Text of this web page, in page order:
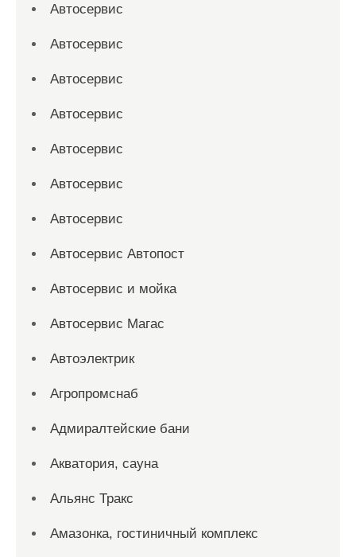
Автосервис
Автосервис
Автосервис
Автосервис
Автосервис
Автосервис
Автосервис
Автосервис Автопост
Автосервис и мойка
Автосервис Магас
Автоэлектрик
Агропромснаб
Адмиралтейские бани
Акватория, сауна
Альянс Тракс
Амазонка, гостиничный комплекс